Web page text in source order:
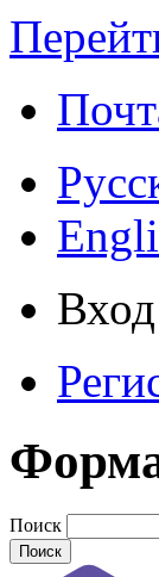
Вход
Поиск